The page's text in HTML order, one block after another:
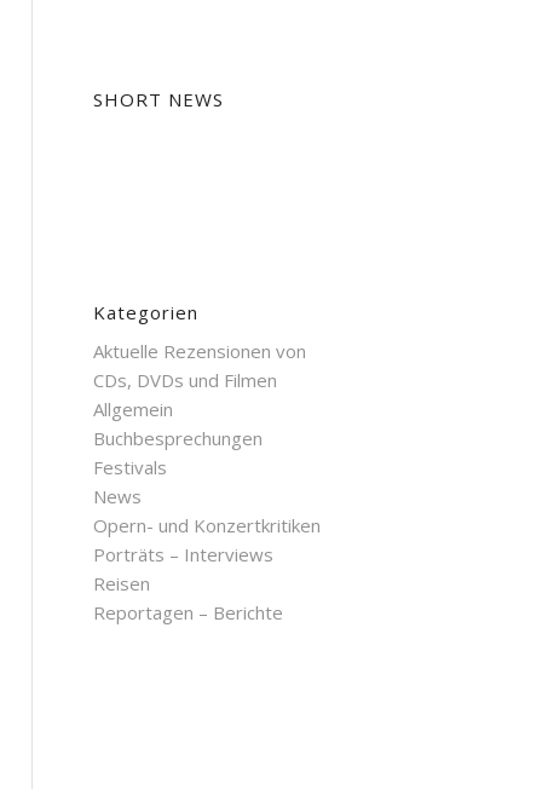
SHORT NEWS
Kategorien
Aktuelle Rezensionen von
CDs, DVDs und Filmen
Allgemein
Buchbesprechungen
Festivals
News
Opern- und Konzertkritiken
Porträts – Interviews
Reisen
Reportagen – Berichte